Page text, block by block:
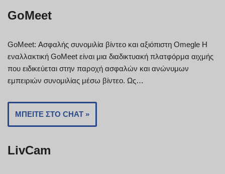
GoMeet
GoMeet: Ασφαλής συνομιλία βίντεο και αξιόπιστη Omegle Η
εναλλακτική GoMeet είναι μια διαδικτυακή πλατφόρμα αιχμής
που ειδικεύεται στην παροχή ασφαλών και ανώνυμων
εμπειριών συνομιλίας μέσω βίντεο. Ως…
ΜΠΕΊΤΕ ΣΤΟ CHAT »
LivCam